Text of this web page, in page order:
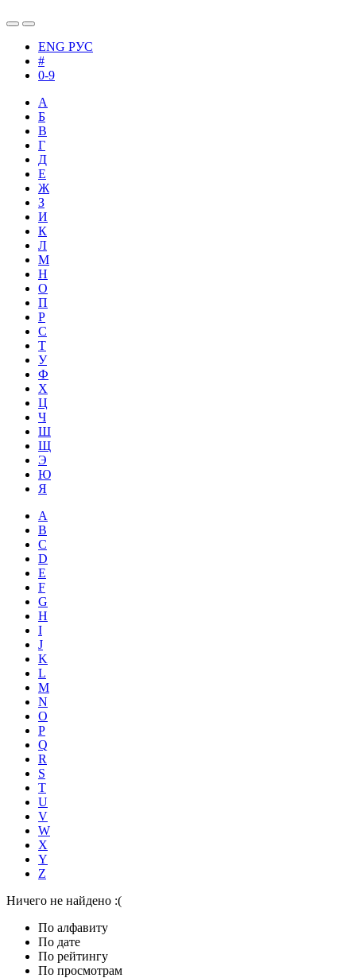
ENG РУС
#
0-9
А
Б
В
Г
Д
Е
Ж
З
И
К
Л
М
Н
О
П
Р
С
Т
У
Ф
Х
Ц
Ч
Ш
Щ
Э
Ю
Я
A
B
C
D
E
F
G
H
I
J
K
L
M
N
O
P
Q
R
S
T
U
V
W
X
Y
Z
Ничего не найдено :(
По алфавиту
По дате
По рейтингу
По просмотрам